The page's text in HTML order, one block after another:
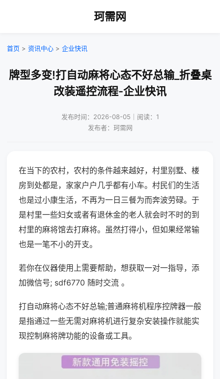
珂需网
首页 > 资讯中心 > 企业快讯
牌型多变!打自动麻将心态不好总输_折叠桌
改装遥控流程-企业快讯
发布时间：2026-08-05｜阅读：1
发布者：珂需网
在当下的农村，农村的条件越来越好，村里别墅、楼
房到处都是，家家户户几乎都有小车。村民们的生活
也是过小康生活，不再为一日三餐为而奔波劳碌。于
是村里一些妇女或者有退休金的老人就会时不时的到
村里的麻将馆去打麻将。虽然打得小，但如果经常输
也是一笔不小的开支。
若你在仪器使用上需要帮助，想获取一对一指导，添
加微信号; sdf6770 随时交流 。
打自动麻将心态不好总输;普通麻将机程序控牌器一般
是指通过一些无需对麻将机进行复杂安装操作就能实
现控制麻将牌功能的设备或工具。